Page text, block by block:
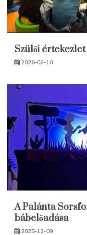
Szülői
2026-02-10
A Palánta
bábelőadása
2025-12-09